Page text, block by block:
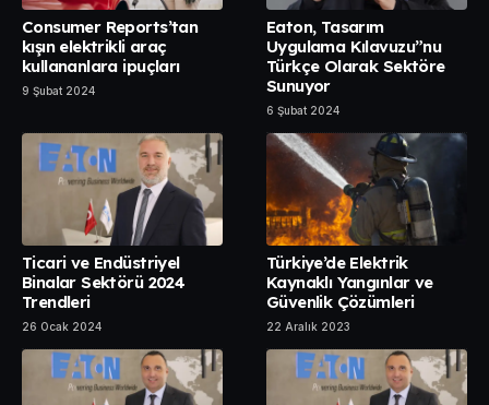
Consumer Reports’tan
kışın elektrikli araç
kullananlara ipuçları
9 Şubat 2024
Eaton, Tasarım
Uygulama Kılavuzu”nu
Türkçe Olarak Sektöre
Sunuyor
6 Şubat 2024
Ticari ve Endüstriyel
Binalar Sektörü 2024
Trendleri
26 Ocak 2024
Türkiye’de Elektrik
Kaynaklı Yangınlar ve
Güvenlik Çözümleri
22 Aralık 2023